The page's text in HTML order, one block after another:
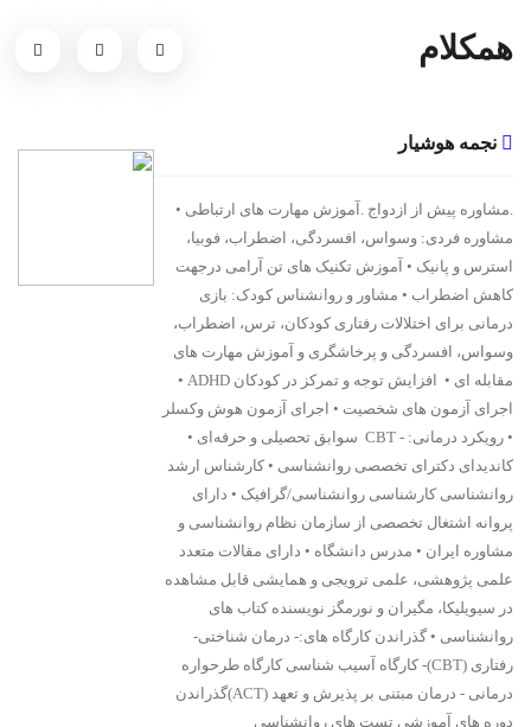
همکلام
نجمه هوشیار
.مشاوره پیش از ازدواج .آموزش مهارت های ارتباطی •
مشاوره فردی: وسواس، افسردگی، اضطراب، فوبیا،
استرس و پانیک • آموزش تکنیک های تن آرامی درجهت
کاهش اضطراب • مشاور و روانشناس کودک: بازی
درمانی برای اختلالات رفتاری کودکان، ترس، اضطراب،
وسواس، افسردگی و پرخاشگری و آموزش مهارت های
مقابله ای • افزایش توجه و تمرکز در کودکان ADHD •
اجرای آزمون های شخصیت • اجرای آزمون هوش وکسلر
• رویکرد درمانی: - CBT سوابق تحصیلی و حرفه‌ای •
کاندیدای دکترای تخصصی روانشناسی • کارشناس ارشد
روانشناسی کارشناسی روانشناسی/گرافیک • دارای
پروانه اشتغال تخصصی از سازمان نظام روانشناسی و
مشاوره ایران • مدرس دانشگاه • دارای مقالات متعدد
علمی پژوهشی، علمی ترویجی و همایشی قابل مشاهده
در سیویلیکا، مگیران و نورمگز نویسنده کتاب های
روانشناسی • گذراندن کارگاه های: - درمان شناختی-
رفتاری (CBT) - کارگاه آسیب شناسی کارگاه طرحواره
درمانی - درمان مبتنی بر پذیرش و تعهد (ACT) گذراندن
دوره های آموزشی تست های روانشناسی